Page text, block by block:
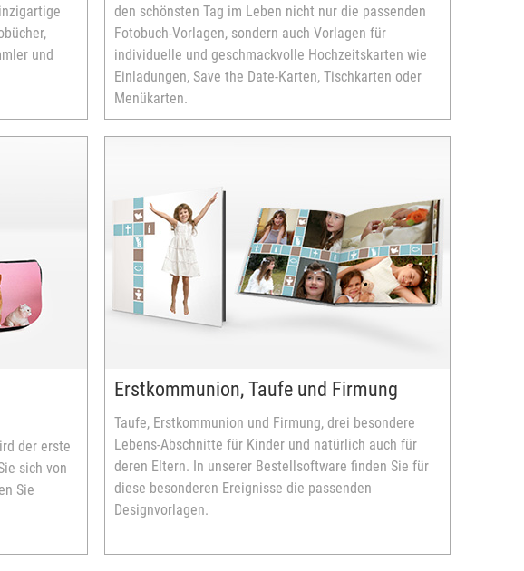
und
den schönsten Tag im Leben nicht nur die passenden
Fotobuch-Vorlagen, sondern auch Vorlagen für
individuelle und geschmackvolle Hochzeitskarten wie
Einladungen, Save the Date-Karten, Tischkarten oder
Menükarten.
der erste
sich von
Sie
Erstkommunion, Taufe und Firmung
Taufe, Erstkommunion und Firmung, drei besondere
Lebens-Abschnitte für Kinder und natürlich auch für
deren Eltern. In unserer Bestellsoftware finden Sie für
diese besonderen Ereignisse die passenden
Designvorlagen.